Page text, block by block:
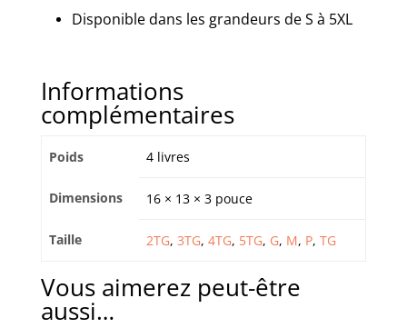
Disponible dans les grandeurs de S à 5XL
Informations
complémentaires
Poids 4 livres
Dimensions 16 × 13 × 3 pouce
Taille 2TG, 3TG, 4TG, 5TG, G, M, P, TG
Vous aimerez peut-être
aussi…